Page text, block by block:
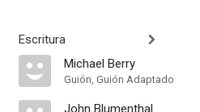
Escritura
Michael Berry
Guión, Guión Adaptado
John Blumenthal